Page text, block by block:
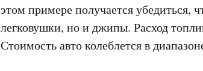
этом примере получается убедиться,
легковушки, но и джипы. Расход
Стоимость авто колеблется в